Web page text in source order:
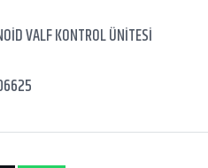
VALF KONTROL ÜNİTESİ